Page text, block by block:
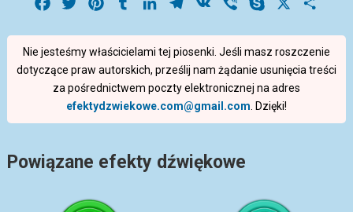
Nie jesteśmy właścicielami tej piosenki. Jeśli masz roszczenie
dotyczące praw autorskich, prześlij nam żądanie usunięcia treści
za pośrednictwem poczty elektronicznej na adres
efektydzwiekowe.com@gmail.com . Dzięki!
Powiązane efekty dźwiękowe